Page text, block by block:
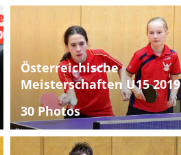
Österreichische
Meisterschaften U15 2019
30 Photos